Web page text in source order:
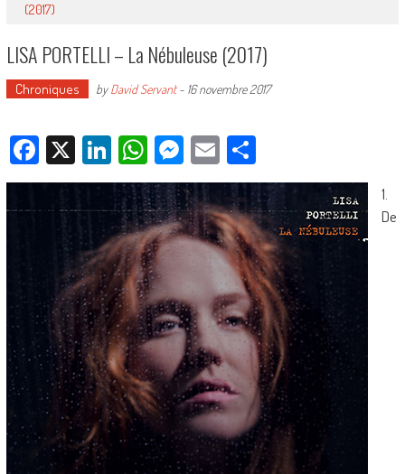
(2017)
LISA PORTELLI – La Nébuleuse (2017)
Chroniques byDavid Servant- 16 novembre 2017
Facebook
X LinkedIn
WhatsApp
Messenger
EmailPartager
1.
De